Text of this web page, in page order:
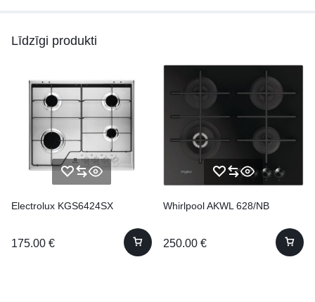
Līdzīgi produkti
Electrolux KGS6424SX
175.00 €
Whirlpool AKWL 628/NB
250.00 €